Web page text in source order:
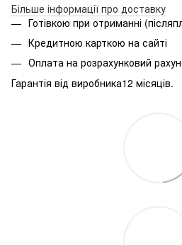
Більше інформації про доставку
Готівкою при отриманні
Кредитною карткою на сайті
Оплата на розрахунковий
Гарантія від виробника12 місяців.